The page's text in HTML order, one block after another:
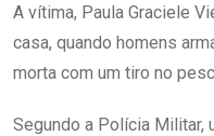
A vítima, Paula Graciele
casa, quando homens
morta com um tiro no
Segundo a Polícia Militar,